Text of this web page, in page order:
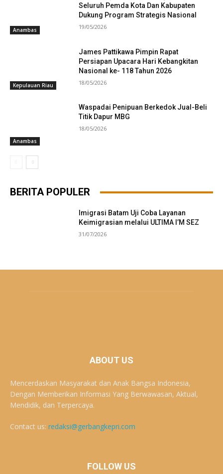
Anambas
Seluruh Pemda Kota Dan Kabupaten
Dukung Program Strategis Nasional
19/05/2026
Kepulauan Riau
James Pattikawa Pimpin Rapat
Persiapan Upacara Hari Kebangkitan
Nasional ke- 118 Tahun 2026
18/05/2026
Anambas
Waspadai Penipuan Berkedok Jual-Beli
Titik Dapur MBG
18/05/2026
BERITA POPULER
Imigrasi Batam Uji Coba Layanan
Keimigrasian melalui ULTIMA I’M SEZ
31/07/2026
ABOUT US
Mencerdaskan Masyarakat dan Anak Bangsa Indonesia,
Dengan Memberikan Informasi Yang Berwawasan, Aktual,
Mendidik, dan Terpercaya.
Contact us: redaksi@gerbangkepri.com
FOLLOW US